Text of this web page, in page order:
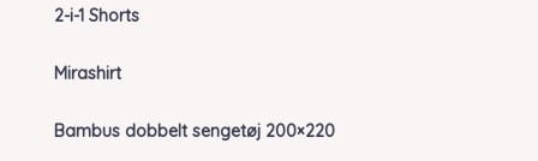
2-i-1 Shorts
Mirashirt
Bambus dobbelt sengetøj 200×220